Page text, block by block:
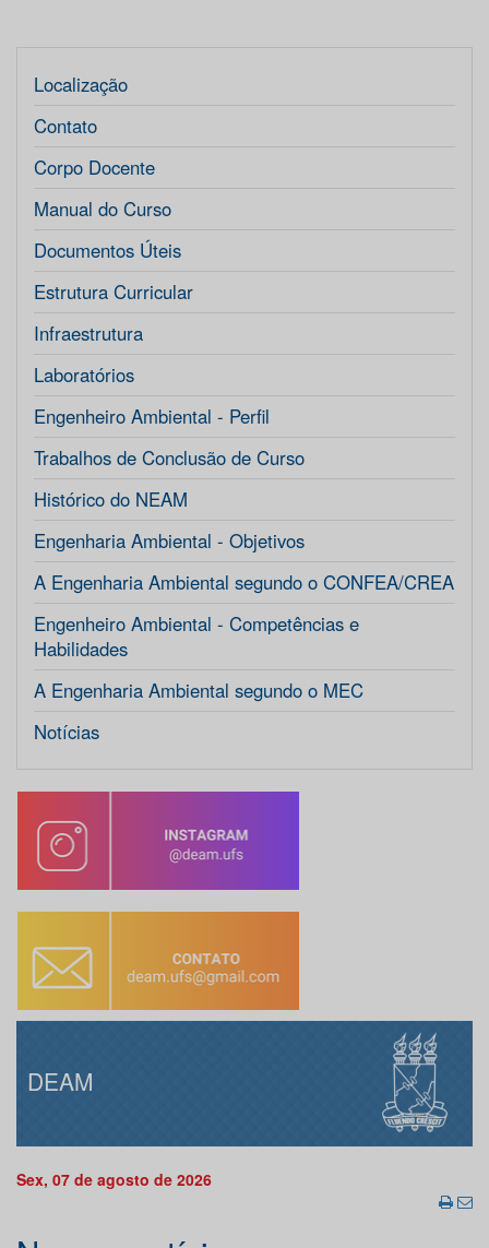
Localização
Contato
Corpo Docente
Manual do Curso
Documentos Úteis
Estrutura Curricular
Infraestrutura
Laboratórios
Engenheiro Ambiental - Perfil
Trabalhos de Conclusão de Curso
Histórico do NEAM
Engenharia Ambiental - Objetivos
A Engenharia Ambiental segundo o CONFEA/CREA
Engenheiro Ambiental - Competências e
Habilidades
A Engenharia Ambiental segundo o MEC
Notícias
DEAM
Sex, 07 de agosto de 2026